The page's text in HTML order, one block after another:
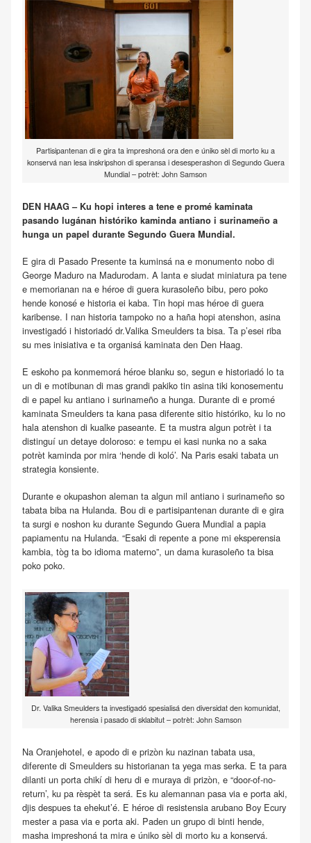
Partisipantenan di e gira ta impreshoná ora den e úniko sèl di morto ku a
konservá nan lesa inskripshon di speransa i desesperashon di Segundo Guera
Mundial – potrèt: John Samson
DEN HAAG – Ku hopi interes a tene e promé kaminata
pasando lugánan históriko kaminda antiano i surinameño a
hunga un papel durante Segundo Guera Mundial.
E gira di Pasado Presente ta kuminsá na e monumento nobo di
George Maduro na Madurodam. A lanta e siudat miniatura pa tene
e memorianan na e héroe di guera kurasoleño bibu, pero poko
hende konosé e historia ei kaba. Tin hopi mas héroe di guera
karibense. I nan historia tampoko no a haña hopi atenshon, asina
investigadó i historiadó dr.Valika Smeulders ta bisa. Ta p’esei riba
su mes inisiativa e ta organisá kaminata den Den Haag.
E eskoho pa konmemorá héroe blanku so, segun e historiadó lo ta
un di e motibunan di mas grandi pakiko tin asina tiki konosementu
di e papel ku antiano i surinameño a hunga. Durante di e promé
kaminata Smeulders ta kana pasa diferente sitio históriko, ku lo no
hala atenshon di kualke paseante. E ta mustra algun potrèt i ta
distinguí un detaye doloroso: e tempu ei kasi nunka no a saka
potrèt kaminda por mira ‘hende di koló’. Na Paris esaki tabata un
strategia konsiente.
Durante e okupashon aleman ta algun mil antiano i surinameño so
tabata biba na Hulanda. Bou di e partisipantenan durante di e gira
ta surgi e noshon ku durante Segundo Guera Mundial a papia
papiamentu na Hulanda. “Esaki di repente a pone mi eksperensia
kambia, tòg ta bo idioma materno”, un dama kurasoleño ta bisa
poko poko.
Dr. Valika Smeulders ta investigadó spesialisá den diversidat den komunidat,
herensia i pasado di sklabitut – potrèt: John Samson
Na Oranjehotel, e apodo di e prizòn ku nazinan tabata usa,
diferente di Smeulders su historianan ta yega mas serka. E ta para
dilanti un porta chikí di heru di e muraya di prizòn, e “door-of-no-
return’, ku pa rèspèt ta será. Es ku alemannan pasa via e porta aki,
djis despues ta ehekut’é. E héroe di resistensia arubano Boy Ecury
mester a pasa via e porta aki. Paden un grupo di binti hende,
masha impreshoná ta mira e úniko sèl di morto ku a konservá.